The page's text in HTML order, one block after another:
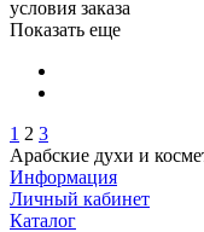
условия заказа
Показать еще
1 2 3
Арабские духи и
Информация
Личный кабинет
Каталог